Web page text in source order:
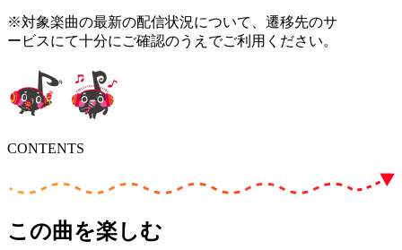
※対象楽曲の最新の配信状況について、遷移先のサ
ービスにて十分にご確認のうえでご利用ください。
CONTENTS
この曲を楽しむ